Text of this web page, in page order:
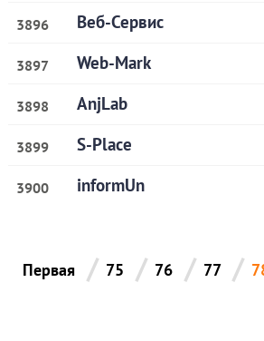
3896 Веб-Сервис
3897 Web-Mark
3898 AnjLab
3899 S-Place
3900 informUn
Первая / 75 / 76 / 77 /